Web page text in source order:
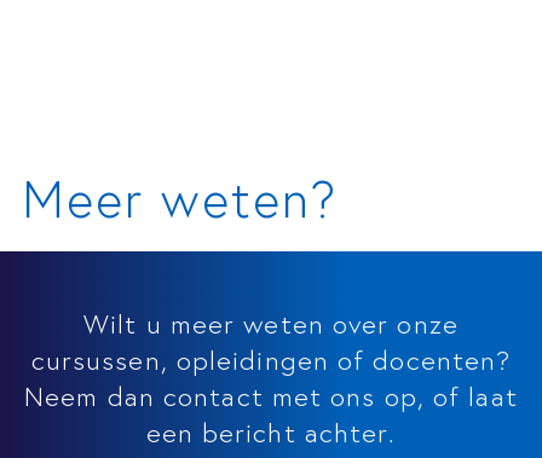
Meer weten?
Wilt u meer weten over onze
cursussen, opleidingen of docenten?
Neem dan contact met ons op, of laat
een bericht achter.